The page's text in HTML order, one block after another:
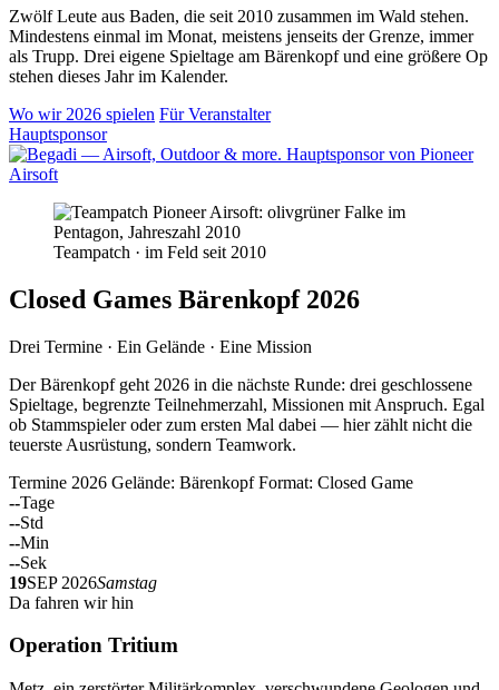
Zwölf Leute aus Baden, die seit 2010 zusammen im Wald stehen.
Mindestens einmal im Monat, meistens jenseits der Grenze, immer
als Trupp. Drei eigene Spieltage am Bärenkopf und eine größere Op
stehen dieses Jahr im Kalender.
Wo wir 2026 spielen Für Veranstalter
Hauptsponsor
Teampatch · im Feld seit 2010
Closed Games Bärenkopf 2026
Drei Termine · Ein Gelände · Eine Mission
Der Bärenkopf geht 2026 in die nächste Runde: drei geschlossene
Spieltage, begrenzte Teilnehmerzahl, Missionen mit Anspruch. Egal
ob Stammspieler oder zum ersten Mal dabei — hier zählt nicht die
teuerste Ausrüstung, sondern Teamwork.
Termine 2026 Gelände: Bärenkopf Format: Closed Game
--Tage
--Std
--Min
--Sek
19SEP 2026Samstag
Da fahren wir hin
Operation Tritium